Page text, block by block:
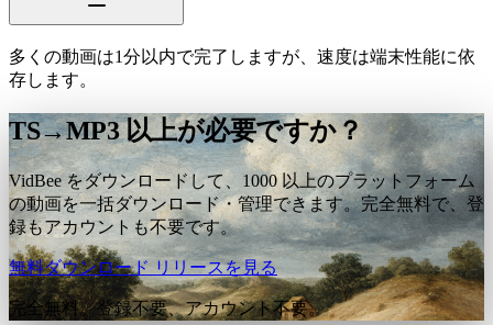
多くの動画は1分以内で完了しますが、速度は端末性能に依
存します。
TS→MP3 以上が必要ですか？
VidBee をダウンロードして、1000 以上のプラットフォーム
の動画を一括ダウンロード・管理できます。完全無料で、登
録もアカウントも不要です。
無料ダウンロード リリースを見る
完全無料。登録不要、アカウント不要。